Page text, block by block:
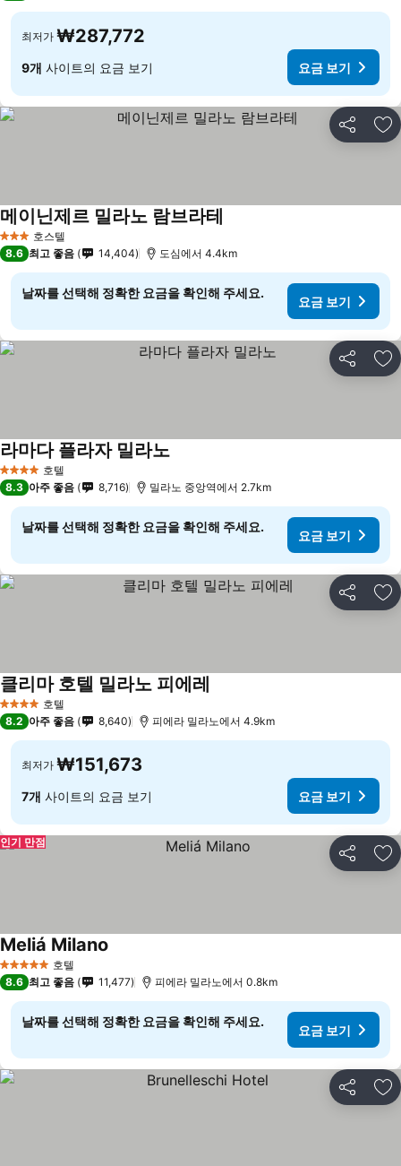
최저가 ₩287,772
9개 사이트의 요금 보기 요금 보기
공유 즐
3 성급 호스텔
메이닌제르 밀라노 람브라테
8.6 최고 좋음 14,404 도심에서 4.4km
날짜를 선택해 정확한 요금을 확인해 주세요.
요금 보기
공유 즐
4 성급 호텔
라마다 플라자 밀라노
8.3 아주 좋음 8,716 밀라노 중앙역에서 2.7km
날짜를 선택해 정확한 요금을 확인해 주세요.
요금 보기
공유 즐
4 성급 호텔
클리마 호텔 밀라노 피에레
8.2 아주 좋음 8,640 피에라 밀라노에서 4.9km
최저가 ₩151,673
7개 사이트의 요금 보기 요금 보기
공유 즐
인기 만점
5 성급 호텔
Meliá Milano
8.6 최고 좋음 11,477 피에라 밀라노에서 0.8km
날짜를 선택해 정확한 요금을 확인해 주세요.
요금 보기
공유 즐